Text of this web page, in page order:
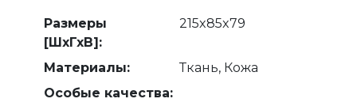
Размеры
[ШхГхВ]:
215x85x79
Материалы:
Ткань, Кожа
Особые качества: